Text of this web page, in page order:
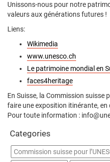
Unissons-nous pour notre
valeurs aux générations futures !
Liens:
Wikimedia
www.unesco.ch
Le patrimoine mondial en
faces4heritage
En Suisse, la Commission suisse
faire une exposition itinérante,
Pour toute information :
Categories
Commission suisse pour